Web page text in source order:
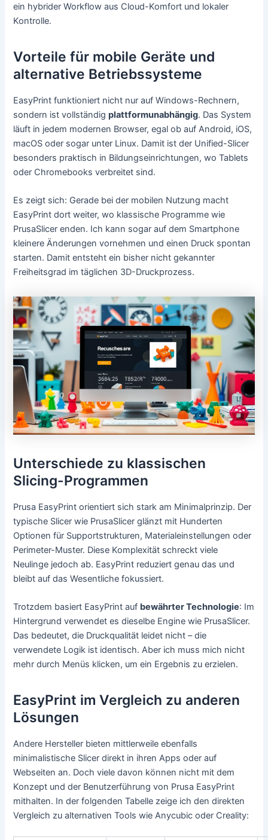
ein hybrider Workflow aus Cloud-Komfort und lokaler
Kontrolle.
Vorteile für mobile Geräte und
alternative Betriebssysteme
EasyPrint funktioniert nicht nur auf Windows-Rechnern,
sondern ist vollständigplattformunabhängig. Das System
läuft in jedem modernen Browser, egal ob auf Android, iOS,
macOS oder sogar unter Linux. Damit ist der Unified-Slicer
besonders praktisch in Bildungseinrichtungen, wo Tablets
oder Chromebooks verbreitet sind.
Es zeigt sich: Gerade bei der mobilen Nutzung macht
EasyPrint dort weiter, wo klassische Programme wie
PrusaSlicer enden. Ich kann sogar auf dem Smartphone
kleinere Änderungen vornehmen und einen Druck spontan
starten. Damit entsteht ein bisher nicht gekannter
Freiheitsgrad im täglichen 3D-Druckprozess.
Unterschiede zu klassischen
Slicing-Programmen
Prusa EasyPrint orientiert sich stark am Minimalprinzip. Der
typische Slicer wie PrusaSlicer glänzt mit Hunderten
Optionen für Supportstrukturen, Materialeinstellungen oder
Perimeter-Muster. Diese Komplexität schreckt viele
Neulinge jedoch ab. EasyPrint reduziert genau das und
bleibt auf das Wesentliche fokussiert.
Trotzdem basiert EasyPrint auf bewährter Technologie: Im
Hintergrund verwendet es dieselbe Engine wie PrusaSlicer.
Das bedeutet, die Druckqualität leidet nicht – die
verwendete Logik ist identisch. Aber ich muss mich nicht
mehr durch Menüs klicken, um ein Ergebnis zu erzielen.
EasyPrint im Vergleich zu anderen
Lösungen
Andere Hersteller bieten mittlerweile ebenfalls
minimalistische Slicer direkt in ihren Apps oder auf
Webseiten an. Doch viele davon können nicht mit dem
Konzept und der Benutzerführung von Prusa EasyPrint
mithalten. In der folgenden Tabelle zeige ich den direkten
Vergleich zu alternativen Tools wie Anycubic oder Creality: